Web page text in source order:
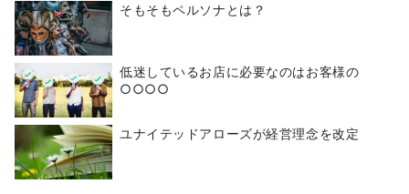
そもそもペルソナとは？
低迷しているお店に必要なのはお客様の
○○○○
ユナイテッドアローズが経営理念を改定